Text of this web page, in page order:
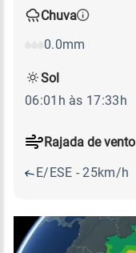
Chuva
0.0mm
Rajada de vento
E/ESE - 25km/h
Sol
06:01h às 17:33h